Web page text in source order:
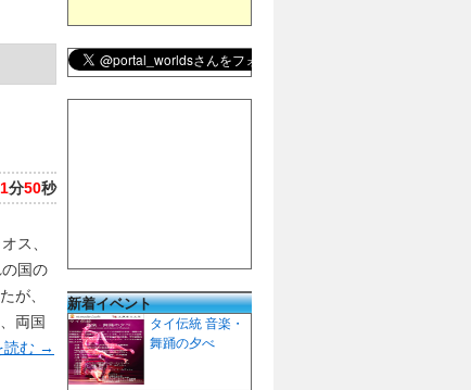
1分50秒
ス、
国の
が、
両国
む →
新着イベント
タイ伝統 音楽・
舞踊の夕べ